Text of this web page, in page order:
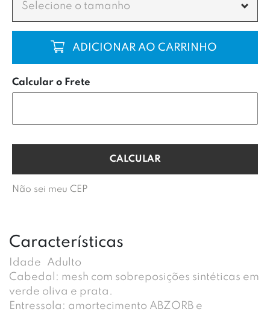
Selecione o tamanho
COMPRAR
Calcular o Frete
Não sei meu CEP
Características
Idade
Adulto
Cabedal: mesh com sobreposições sintéticas em
verde oliva e prata.
Entressola: amortecimento ABZORB e